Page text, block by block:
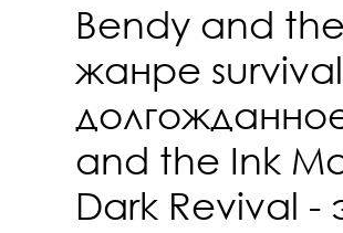
Bendy and
жанре
and the Ink
Dark Revival -